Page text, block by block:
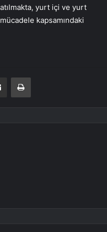
yurt içi ve yurt
kapsamındaki
E-Posta ile paylaş Yazdır